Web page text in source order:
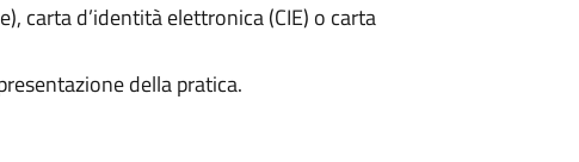
carta d’identità elettronica (CIE) o carta
della pratica.